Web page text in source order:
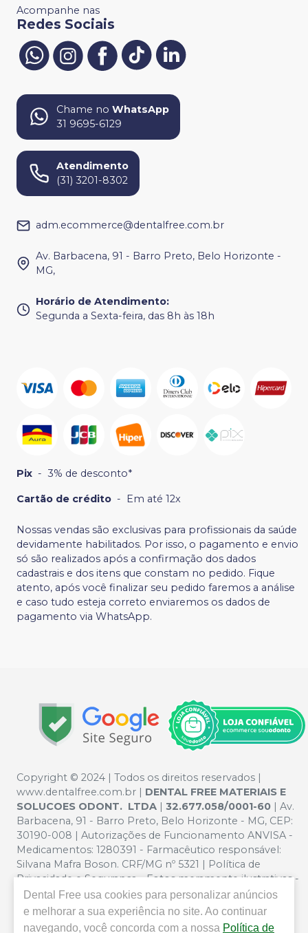
Acompanhe nas
Redes Sociais
Chame no WhatsApp
31 9695-6129
Atendimento
(31) 3201-8302
adm.ecommerce@dentalfree.com.br
Av. Barbacena, 91 - Barro Preto, Belo Horizonte -
MG,
Horário de Atendimento:
Segunda a Sexta-feira, das 8h às 18h
Pix - 3% de desconto*
Cartão de crédito - Em até 12x
Nossas vendas são exclusivas para profissionais da saúde
devidamente habilitados. Por isso, o pagamento e envio
só são realizados após a confirmação dos dados
cadastrais e dos itens que constam no pedido. Fique
atento, após você finalizar seu pedido faremos a análise
e caso tudo esteja correto enviaremos os dados de
pagamento via WhatsApp.
Copyright © 2024 | Todos os direitos reservados |
www.dentalfree.com.br | DENTAL FREE MATERIAIS E
SOLUCOES ODONT. LTDA
32.677.058/0001-60
| Av.
Barbacena, 91 - Barro Preto, Belo Horizonte - MG, CEP:
30190-008 | Autorizações de Funcionamento ANVISA -
Medicamentos: 1280391 - Farmacêutico responsável:
Silvana Mafra Boson. CRF/MG nº 5321 | Política de
Privacidade e Segurança - Fotos meramente ilustrativas -
Os preços e condições da loja virtual estão sujeitos a
alterações. Em caso de divergência de preços no site, o
valor válido é o do Carrinho de Compra. Não vendemos
Dental Free usa cookies para personalizar anúncios
e melhorar a sua experiência no site. Ao continuar
navegando, você concorda com a nossa Política de